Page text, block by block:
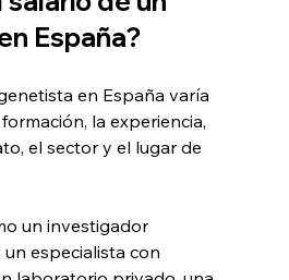
España?
en España varía
la experiencia,
el sector y el lugar de
un investigador
especialista con